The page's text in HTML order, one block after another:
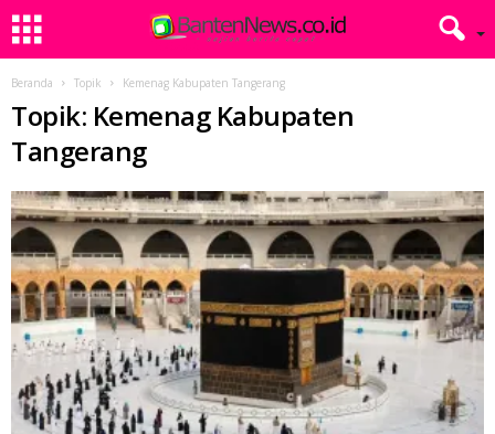
Beranda Topik Kemenag Kabupaten Tangerang
Topik: Kemenag Kabupaten
Tangerang